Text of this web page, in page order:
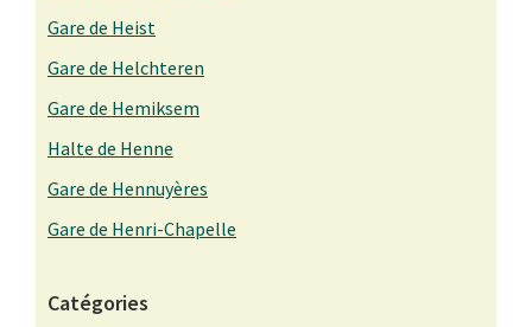
Gare de Heist
Gare de Helchteren
Gare de Hemiksem
Halte de Henne
Gare de Hennuyères
Gare de Henri-Chapelle
Catégories